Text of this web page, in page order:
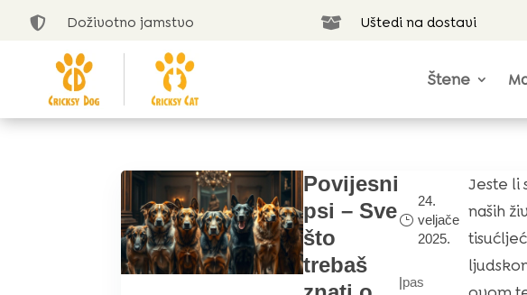
 Doživotno jamstvo  Uštedi na dostavi
Štene
Povijesni
psi – Sve
što
trebaš
24.
veljače
2025.
|pas
Jeste li
naših